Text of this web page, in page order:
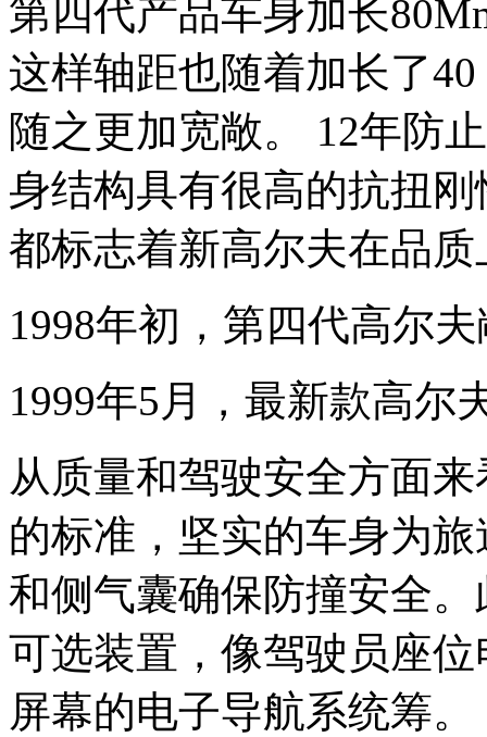
第四代产品车身加长
这样轴距也随着加长了
随之更加宽敞。 12年防
身结构具有很高的抗扭
都标志着新高尔夫在品
1998年初，第四代高尔
1999年5月，最新款高尔
从质量和驾驶安全方面
的标准，坚实的车身为
和侧气囊确保防撞安全
可选装置，像驾驶员座
屏幕的电子导航系统筹。